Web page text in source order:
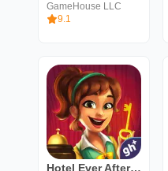
GameHouse LLC
9.1
Hotel Ever After: Ella's Wish